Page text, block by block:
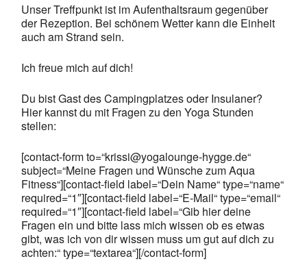
Unser Treffpunkt ist im Aufenthaltsraum gegenüber
der Rezeption. Bei schönem Wetter kann die Einheit
auch am Strand sein.
Ich freue mich auf dich!
Du bist Gast des Campingplatzes oder Insulaner?
Hier kannst du mit Fragen zu den Yoga Stunden
stellen:
[contact-form to=“krissi@yogalounge-hygge.de“
subject=“Meine Fragen und Wünsche zum Aqua
Fitness“][contact-field label=“Dein Name“ type=“name“
required=“1″][contact-field label=“E-Mail“ type=“email“
required=“1″][contact-field label=“Gib hier deine
Fragen ein und bitte lass mich wissen ob es etwas
gibt, was ich von dir wissen muss um gut auf dich zu
achten:“ type=“textarea“][/contact-form]